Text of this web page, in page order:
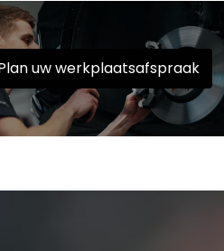
uw werkplaatsafspraak